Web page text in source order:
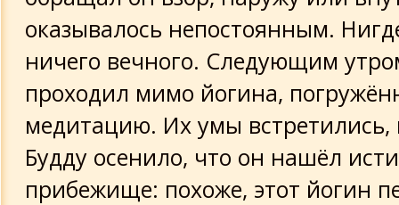
оказывалось непостоянным.
ничего вечного. Следующим
проходил мимо йогина,
медитацию. Их умы встретились,
Будду осенило, что он нашёл
прибежище: похоже, этот йогин